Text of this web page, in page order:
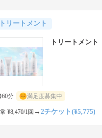
リートメント
トリートメント
60分 満足度募集中
¥8,470/1回 → 2チケット(¥5,775)